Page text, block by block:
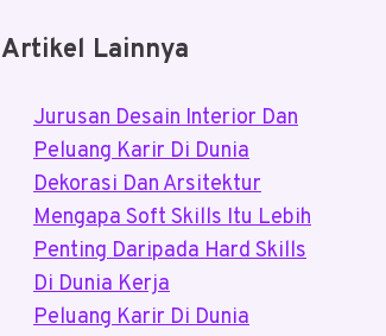
Artikel Lainnya
Jurusan Desain Interior Dan
Peluang Karir Di Dunia
Dekorasi Dan Arsitektur
Mengapa Soft Skills Itu Lebih
Penting Daripada Hard Skills
Di Dunia Kerja
Peluang Karir Di Dunia